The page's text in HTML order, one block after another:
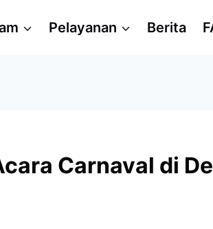
Pelayanan Berita
Carnaval di